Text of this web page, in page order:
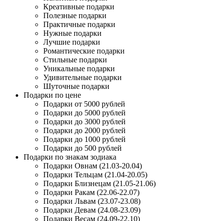
Креативные подарки
Полезные подарки
Практичные подарки
Нужные подарки
Лучшие подарки
Романтические подарки
Стильные подарки
Уникальные подарки
Удивительные подарки
Шуточные подарки
Подарки по цене
Подарки от 5000 рублей
Подарки до 5000 рублей
Подарки до 3000 рублей
Подарки до 2000 рублей
Подарки до 1000 рублей
Подарки до 500 рублей
Подарки по знакам зодиака
Подарки Овнам (21.03-20.04)
Подарки Тельцам (21.04-20.05)
Подарки Близнецам (21.05-21.06)
Подарки Ракам (22.06-22.07)
Подарки Львам (23.07-23.08)
Подарки Девам (24.08-23.09)
Подарки Весам (24.09-22.10)